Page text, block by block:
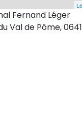
Fernand Léger
Val de Pôme,